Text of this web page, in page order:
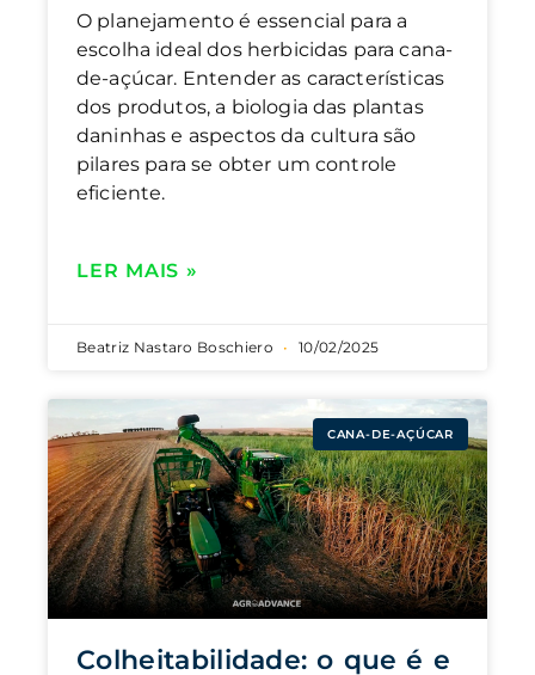
O planejamento é essencial para a
escolha ideal dos herbicidas para cana-
de-açúcar. Entender as características
dos produtos, a biologia das plantas
daninhas e aspectos da cultura são
pilares para se obter um controle
eficiente.
LER MAIS »
Beatriz Nastaro Boschiero 10/02/2025
CANA-DE-AÇÚCAR
Colheitabilidade: o que é e